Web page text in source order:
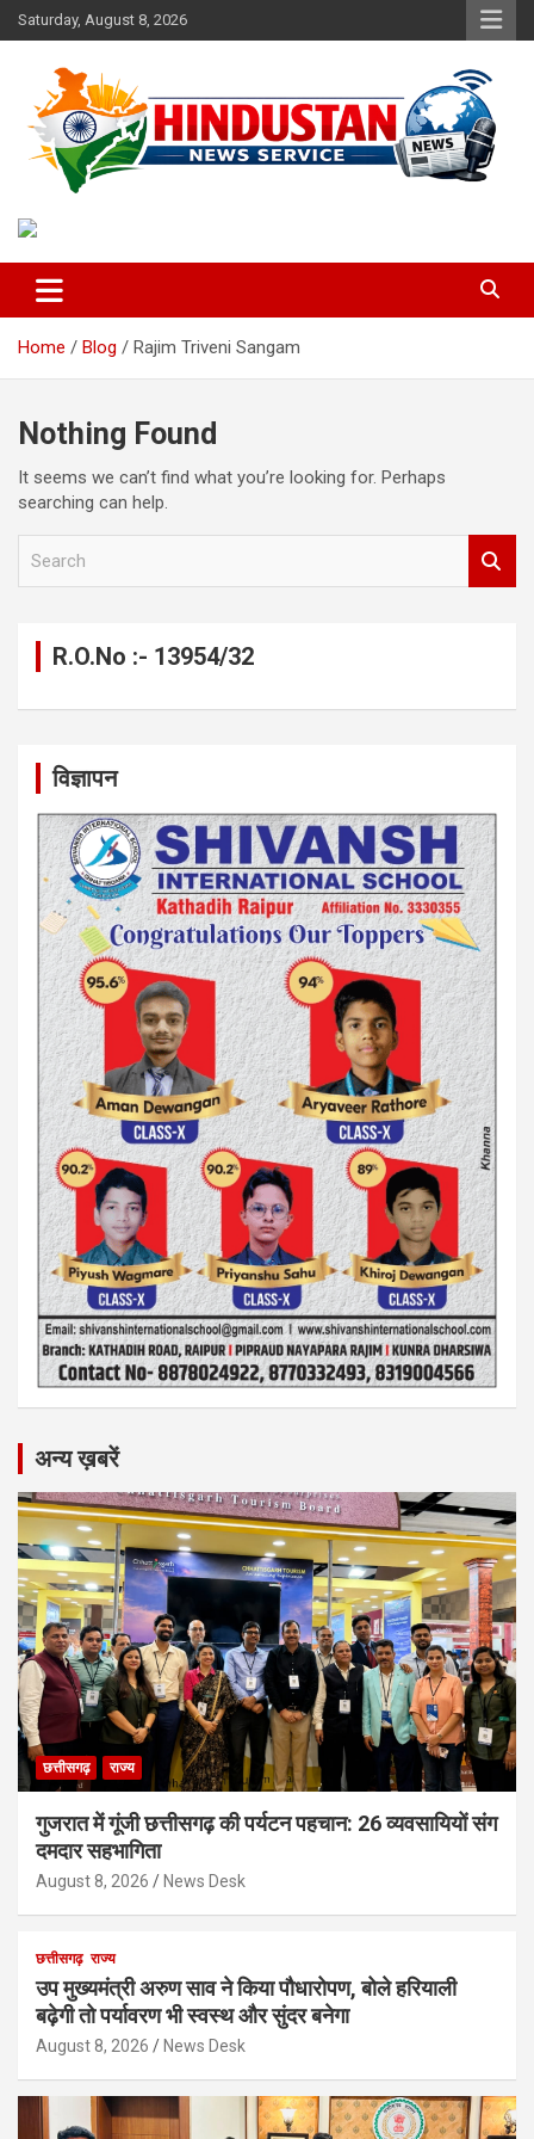
Skip
to
Saturday, August 8, 2026
Hindustan News Service
Home Blog Rajim Triveni Sangam
Nothing Found
It seems we can’t find what you’re looking for. Perhaps
searching can help.
R.O.No :- 13954/32
विज्ञापन
अन्य ख़बरें
छत्तीसगढ़ राज्य
गुजरात में गूंजी छत्तीसगढ़ की पर्यटन पहचान: 26 व्यवसायियों संग
दमदार सहभागिता
August 8, 2026 News Desk
छत्तीसगढ़ राज्य
उप मुख्यमंत्री अरुण साव ने किया पौधारोपण, बोले हरियाली
बढ़ेगी तो पर्यावरण भी स्वस्थ और सुंदर बनेगा
August 8, 2026 News Desk